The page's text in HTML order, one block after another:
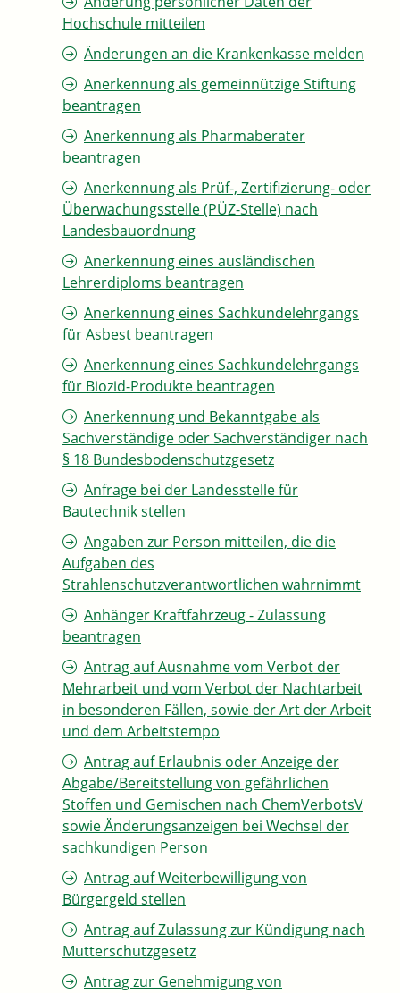
Hochschule mitteilen
Änderungen an die Krankenkasse melden
Anerkennung als gemeinnützige Stiftung
beantragen
Anerkennung als Pharmaberater
beantragen
Anerkennung als Prüf-, Zertifizierung- oder
Überwachungsstelle (PÜZ-Stelle) nach
Landesbauordnung
Anerkennung eines ausländischen
Lehrerdiploms beantragen
Anerkennung eines Sachkundelehrgangs
für Asbest beantragen
Anerkennung eines Sachkundelehrgangs
für Biozid-Produkte beantragen
Anerkennung und Bekanntgabe als
Sachverständige oder Sachverständiger nach
§ 18 Bundesbodenschutzgesetz
Anfrage bei der Landesstelle für
Bautechnik stellen
Angaben zur Person mitteilen, die die
Aufgaben des
Strahlenschutzverantwortlichen wahrnimmt
Anhänger Kraftfahrzeug - Zulassung
beantragen
Antrag auf Ausnahme vom Verbot der
Mehrarbeit und vom Verbot der Nachtarbeit
in besonderen Fällen, sowie der Art der Arbeit
und dem Arbeitstempo
Antrag auf Erlaubnis oder Anzeige der
Abgabe/Bereitstellung von gefährlichen
Stoffen und Gemischen nach ChemVerbotsV
sowie Änderungsanzeigen bei Wechsel der
sachkundigen Person
Antrag auf Weiterbewilligung von
Bürgergeld stellen
Antrag auf Zulassung zur Kündigung nach
Mutterschutzgesetz
Antrag zur Genehmigung von